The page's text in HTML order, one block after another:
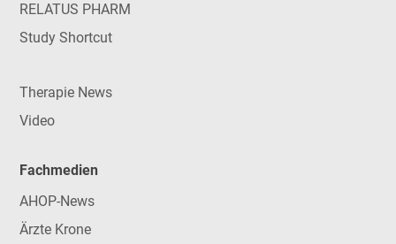
RELATUS PHARM
Study Shortcut
Therapie News
Video
Fachmedien
AHOP-News
Ärzte Krone